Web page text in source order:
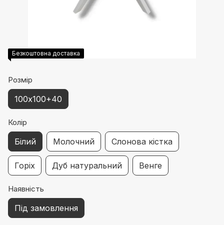
Безкоштовна доставка
Розмір
100х100+40
Колір
Білий Молочний Слонова кістка
Горіх Дуб натуральний Венге
Наявність
Під замовлення